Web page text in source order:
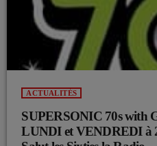
ACTUALITÉS
SUPERSONIC 70s with GEOFF DORSETT.
LUNDI et VENDREDI à